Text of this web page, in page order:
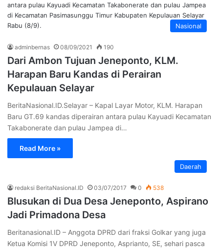
Nasional
antara pulau Kayuadi Kecamatan Takabonerate dan pulau Jampea
di Kecamatan Pasimasunggu Timur Kabupaten Kepulauan Selayar
Rabu (8/9).
adminbernas 08/09/2021 190
Dari Ambon Tujuan Jeneponto, KLM.
Harapan Baru Kandas di Perairan
Kepulauan Selayar
BeritaNasional.ID.Selayar – Kapal Layar Motor, KLM. Harapan
Baru GT.69 kandas diperairan antara pulau Kayuadi Kecamatan
Takabonerate dan pulau Jampea di…
Read More »
Daerah
redaksi BeritaNasional.ID 03/07/2017 0 538
Blusukan di Dua Desa Jeneponto, Aspirano
Jadi Primadona Desa
Beritanasional.ID – Anggota DPRD dari fraksi Golkar yang juga
Ketua Komisi 1V DPRD Jeneponto, Asprianto, SE, sehari pasca